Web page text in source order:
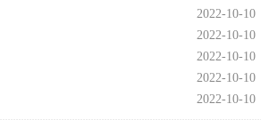
2022-10-10
2022-10-10
2022-10-10
2022-10-10
2022-10-10